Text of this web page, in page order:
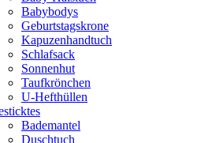
Babybodys
Geburtstagskrone
Kapuzenhandtuch
Schlafsack
Sonnenhut
Taufkrönchen
U-Hefthüllen
Bademantel
Duschtuch